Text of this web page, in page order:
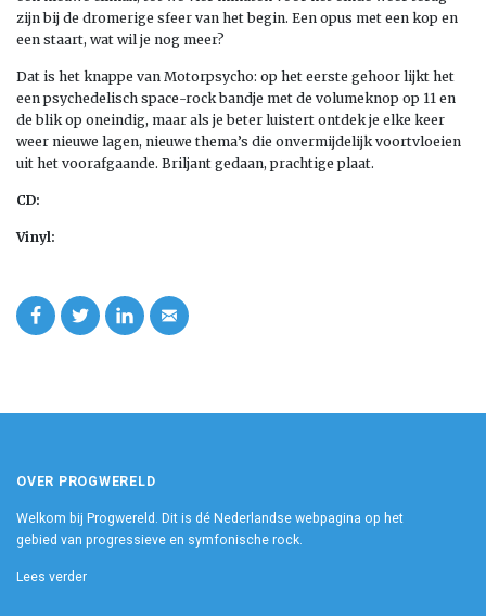
zijn bij de dromerige sfeer van het begin. Een opus met een kop en
een staart, wat wil je nog meer?
Dat is het knappe van Motorpsycho: op het eerste gehoor lijkt het
een psychedelisch space-rock bandje met de volumeknop op 11 en
de blik op oneindig, maar als je beter luistert ontdek je elke keer
weer nieuwe lagen, nieuwe thema’s die onvermijdelijk voortvloeien
uit het voorafgaande. Briljant gedaan, prachtige plaat.
CD:
Vinyl:
OVER PROGWERELD
Welkom bij Progwereld. Dit is dé Nederlandse webpagina op het
gebied van progressieve en symfonische rock.
Lees verder